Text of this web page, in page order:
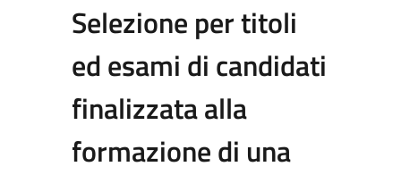
Selezione per titoli
ed esami di candidati
finalizzata alla
formazione di una